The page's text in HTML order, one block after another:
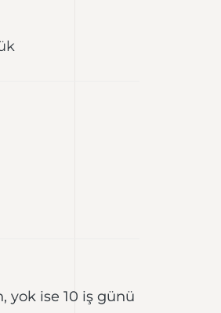
yok ise 10 iş günü